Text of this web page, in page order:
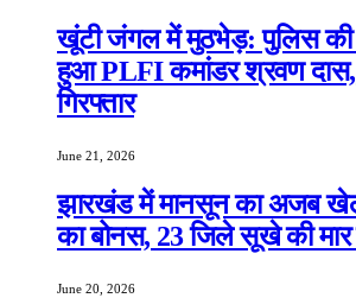
खूंटी जंगल में मुठभेड़: पुलिस की
हुआ PLFI कमांडर श्रवण दास,
गिरफ्तार
June 21, 2026
झारखंड में मानसून का अजब खेल:
का बोनस, 23 जिले सूखे की
June 20, 2026